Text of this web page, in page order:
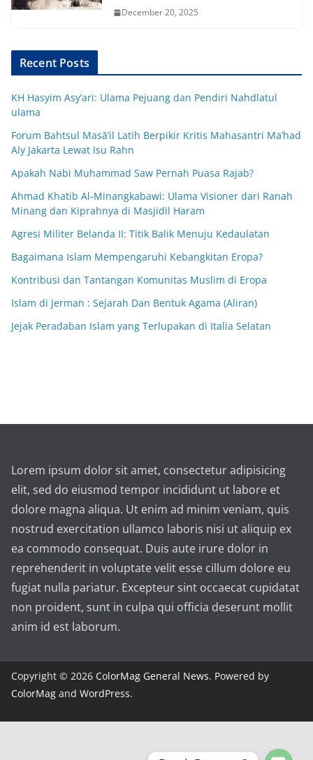
December 20, 2025
Recent Posts
KH Hasyim Asy’ari: Ulama Pejuang dan Pendiri Nahdlatul
ulama
Forum Bahtsul Masā’il Latih Berpikir Kritis Mahasantri Ma’had
Aly Jakarta Lewat Isu Rahn
Apakah Nabi Muhammad Saw Pernah Puasa Rajab?
Ahmad Khatib Al-Minangkabawi: Ulama Visioner dari Ranah
Minang dan Kiprahnya di Masjidil Haram
Agresi Militer Belanda II: Titik Balik Menuju Kedaulatan
Bagaimana Islam Mempengaruhi Kebangkitan Eropa?
Kontribusi dan Tantangan Komunitas Muslim di Eropa
Islam di Jerman : Sejarah Dan Bentuk Agama (Aliran)
Jejak Peradaban Islam yang Terlupakan di Italia Selatan
Lorem ipsum dolor sit amet, consectetur adipisicing
elit, sed do eiusmod tempor incididunt ut labore et
dolore magna aliqua. Ut enim ad minim veniam, quis
nostrud exercitation ullamco laboris nisi ut aliquip ex
ea commodo consequat. Duis aute irure dolor in
reprehenderit in voluptate velit esse cillum dolore eu
fugiat nulla pariatur. Excepteur sint occaecat cupidatat
non proident, sunt in culpa qui officia deserunt mollit
anim id est laborum.
Copyright © 2026 ColorMag General News. Powered by
ColorMag and WordPress.